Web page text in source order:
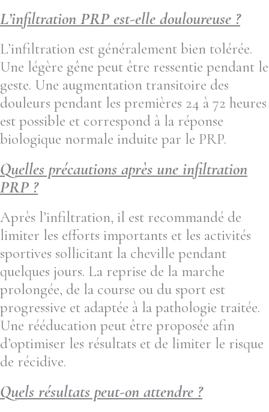
L’infiltration PRP est-elle douloureuse ?
L’infiltration est généralement bien tolérée.
Une légère gêne peut être ressentie pendant le
geste. Une augmentation transitoire des
douleurs pendant les premières 24 à 72 heures
est possible et correspond à la réponse
biologique normale induite par le PRP.
Quelles précautions après une infiltration
PRP ?
Après l’infiltration, il est recommandé de
limiter les efforts importants et les activités
sportives sollicitant la cheville pendant
quelques jours. La reprise de la marche
prolongée, de la course ou du sport est
progressive et adaptée à la pathologie traitée.
Une rééducation peut être proposée afin
d’optimiser les résultats et de limiter le risque
de récidive.
Quels résultats peut-on attendre ?